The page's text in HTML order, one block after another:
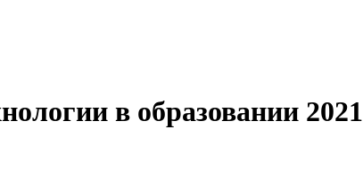
в образовании 2021